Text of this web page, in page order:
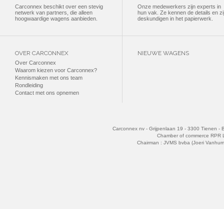
Carconnex beschikt over een stevig
netwerk van partners, die alleen
hoogwaardige wagens aanbieden.
Onze medewerkers zijn experts in
hun vak. Ze kennen de details en
deskundigen in het papierwerk.
OVER CARCONNEX
Over Carconnex
Waarom kiezen voor Carconnex?
Kennismaken met ons team
Rondleiding
Contact met ons opnemen
NIEUWE WAGENS
Carconnex nv - Grijpenlaan 19 - 3300 Tienen -
Chamber of commerce RPR
Chairman : JVMS bvba (Joeri